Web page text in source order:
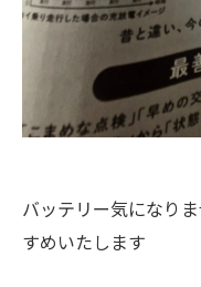
バッテリー気になり
すめいたします